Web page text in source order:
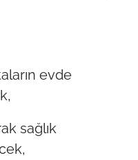
evde
sağlık